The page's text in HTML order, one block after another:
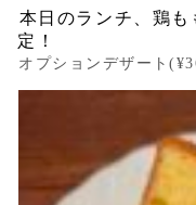
本日のランチ、鶏
定！
オプションデザート